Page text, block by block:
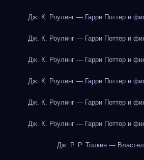
Дж. К. Роулинг — Гарри Поттер и
Дж. К. Роулинг — Гарри Поттер и
Дж. К. Роулинг — Гарри Поттер и
Дж. К. Роулинг — Гарри Поттер и
Дж. К. Роулинг — Гарри Поттер и
Дж. К. Роулинг — Гарри Поттер и
Дж. Р. Р. Толкин —